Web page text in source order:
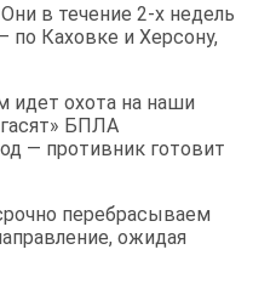
в течение 2-х недель
по Каховке и Херсону,
идет охота на наши
БПЛА
— противник готовит
перебрасываем
ожидая